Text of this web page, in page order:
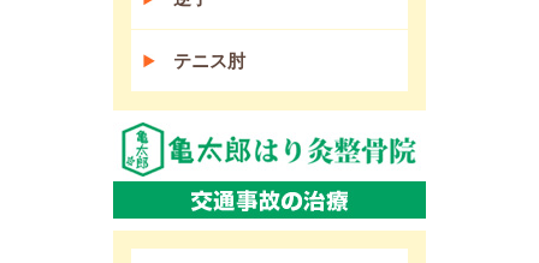
テニス肘